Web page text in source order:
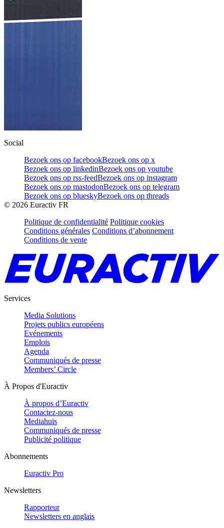
Social
Bezoek ons op facebookBezoek ons op x
Bezoek ons op linkedinBezoek ons op youtube
Bezoek ons op rss-feedBezoek ons op instagram
Bezoek ons op mastodonBezoek ons op telegram
Bezoek ons op blueskyBezoek ons op threads
© 2026 Euractiv FR
Politique de confidentialité Politique cookies
Conditions générales Conditions d’abonnement
Conditions de vente
Services
Media Solutions
Projets publics européens
Evénements
Emplois
Agenda
Communiqués de presse
Members’ Circle
À Propos d'Euractiv
À propos d’Euractiv
Contactez-nous
Mediahuis
Communiqués de presse
Publicité politique
Abonnements
Euractiv Pro
Newsletters
Rapporteur
Newsletters en anglais